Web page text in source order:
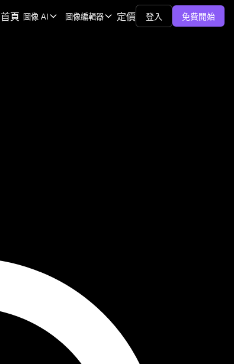
首頁 圖像 AI 圖像編輯器 定價 登入 免費開始